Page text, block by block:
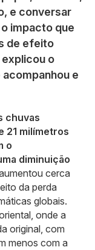
e conversar
impacto que
de efeito
o
e
chuvas
21 milímetros
o
diminuição
cerca
da perda
globais.
onde a
original, com
menos com a